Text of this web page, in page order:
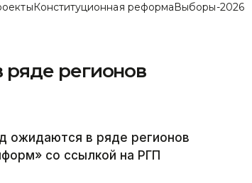
Конституционная реформаВыборы-2026
регионов
в ряде регионов
со ссылкой на РГП